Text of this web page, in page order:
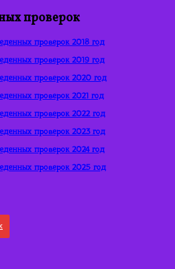
проверок
проверок 2018 год
проверок 2019 год
проверок 2020 год
проверок 2021 год
проверок 2022 год
проверок 2023 год
проверок 2024 год
проверок 2025 год